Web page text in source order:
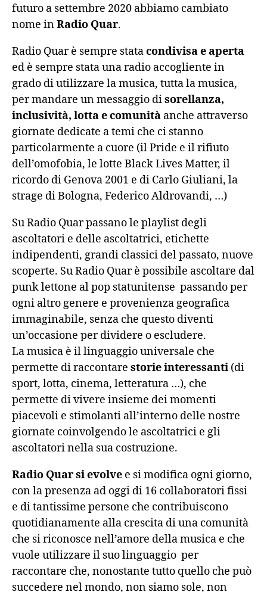
futuro a settembre 2020 abbiamo cambiato
nome inRadio Quar.
Radio Quar è sempre statacondivisa e aperta
ed è sempre stata una radio accogliente in
grado di utilizzare la musica, tutta la musica,
per mandare un messaggio disorellanza,
inclusività, lotta e comunità anche attraverso
giornate dedicate a temi che ci stanno
particolarmente a cuore (il Pride e il rifiuto
dell’omofobia, le lotte Black Lives Matter, il
ricordo di Genova 2001 e di Carlo Giuliani, la
strage di Bologna, Federico Aldrovandi, …)
Su Radio Quar passano le playlist degli
ascoltatori e delle ascoltatrici, etichette
indipendenti, grandi classici del passato, nuove
scoperte. Su Radio Quar è possibile ascoltare dal
punk lettone al pop statunitense passando per
ogni altro genere e provenienza geografica
immaginabile, senza che questo diventi
un’occasione per dividere o escludere.
La musica è il linguaggio universale che
permette di raccontare storie interessanti (di
sport, lotta, cinema, letteratura …), che
permette di vivere insieme dei momenti
piacevoli e stimolanti all’interno delle nostre
giornate coinvolgendo le ascoltatrici e gli
ascoltatori nella sua costruzione.
Radio Quar si evolve e si modifica ogni giorno,
con la presenza ad oggi di 16 collaboratori fissi
e di tantissime persone che contribuiscono
quotidianamente alla crescita di una comunità
che si riconosce nell’amore della musica e che
vuole utilizzare il suo linguaggio per
raccontare che, nonostante tutto quello che può
succedere nel mondo, non siamo sole, non